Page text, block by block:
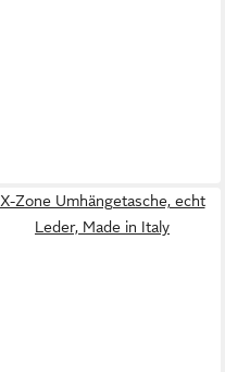
X-Zone Umhängetasche, echt
Leder, Made in Italy